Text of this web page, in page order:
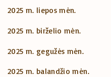
2025 m. liepos mėn.
2025 m. birželio mėn.
2025 m. gegužės mėn.
2025 m. balandžio mėn.